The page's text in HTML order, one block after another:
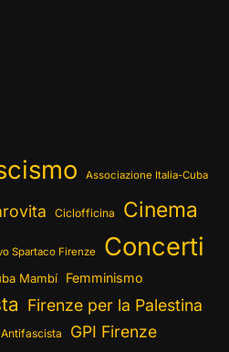
Associazione Italia-Cuba
Ciclofficina Cinema
Spartaco Firenze Concerti
Mambí Femminismo
Firenze per la Palestina
GPI Firenze